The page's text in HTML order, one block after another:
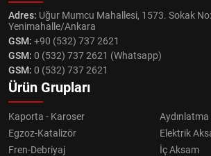
Adres: Uğur Mumcu Mahallesi, 1573. Sokak
Yenimahalle/Ankara
GSM: +90 (532) 737 2621
GSM: 0 (532) 737 2621 (Whatsapp)
GSM: 0 (532) 737 2621
Ürün Grupları
Kaporta - Karoser
Aydınlatma
Egzoz-Katalizör
Elektrik
Fren-Debriyaj
İç Aksam